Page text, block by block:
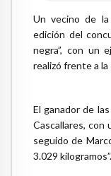
Un vecino de la
edición del
negra”, con un
realizó frente a
El ganador de
Cascallares, con
seguido de
3.029 kilogramos”.